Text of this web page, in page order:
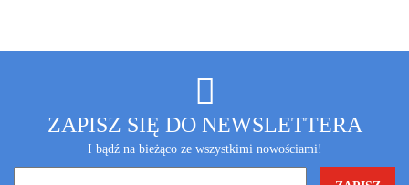
ZAPISZ SIĘ DO NEWSLETTERA
I bądź na bieżąco ze wszystkimi nowościami!